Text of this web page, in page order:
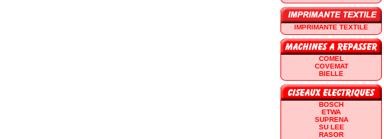
IMPRIMANTE TEXTILE
COMEL
COVEMAT
BIELLE
BOSCH
ETWA
SUPRENA
SU LEE
RASOR